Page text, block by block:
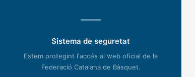
Sistema de seguretat
Estem protegint l'accés al web oficial de la
Federació Catalana de Bàsquet.